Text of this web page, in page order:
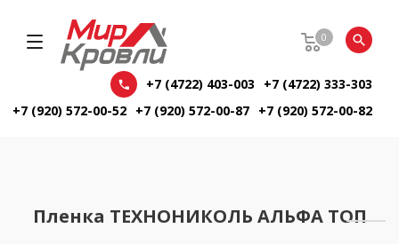
0
+7 (4722) 403-003
+7 (4722) 333-303
+7 (920) 572-00-52 +7 (920) 572-00-87 +7 (920) 572-00-82
Пленка ТЕХНОНИКОЛЬ АЛЬФА ТОП